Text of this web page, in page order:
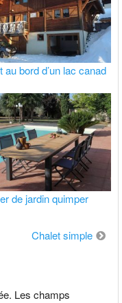
au bord d’un lac canad
de jardin quimper
Chalet simple
Les champs